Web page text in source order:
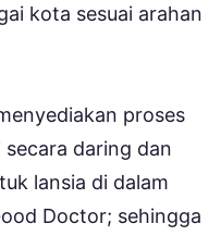
kota sesuai arahan
proses
daring dan
lansia di dalam
Doctor; sehingga